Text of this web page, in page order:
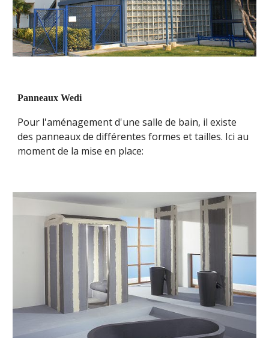
Panneaux Wedi
Pour l'aménagement d'une salle de bain, il existe
des panneaux de différentes formes et tailles. Ici au
moment de la mise en place: